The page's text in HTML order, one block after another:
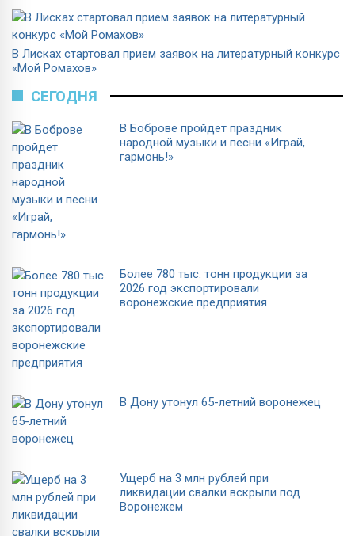
В Лисках стартовал прием заявок на литературный конкурс
«Мой Ромахов»
СЕГОДНЯ
В Боброве пройдет праздник
народной музыки и песни «Играй,
гармонь!»
Более 780 тыс. тонн продукции за
2026 год экспортировали
воронежские предприятия
В Дону утонул 65-летний воронежец
Ущерб на 3 млн рублей при
ликвидации свалки вскрыли под
Воронежем